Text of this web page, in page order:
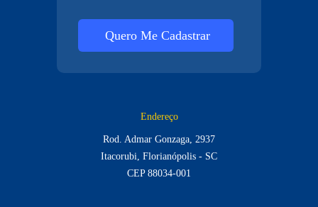
Quero Me Cadastrar
Endereço
Rod. Admar Gonzaga, 2937
Itacorubi, Florianópolis - SC
CEP 88034-001